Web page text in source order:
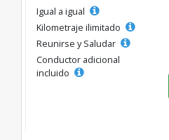
Igual a igual
Kilometraje ilimitado
Reunirse y Saludar
Conductor adicional
incluido